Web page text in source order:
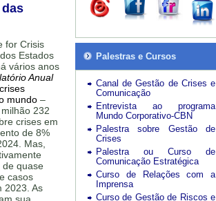
for Crisis
Estados
vários anos
Anual
mundo –
232
crises em
de 8%
Mas,
de quase
casos
2023. As
Palestras e Cursos
Canal de Gestão de Crises e
Comunicação
Entrevista ao programa
Mundo Corporativo-CBN
Palestra sobre Gestão de
Crises
Palestra ou Curso de
Comunicação Estratégica
Curso de Relações com a
Imprensa
Curso de Gestão de Riscos e